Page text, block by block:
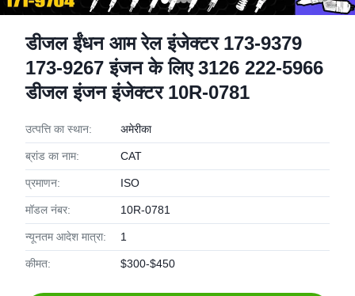
डीजल ईंधन आम रेल इंजेक्टर 173-9379
173-9267 इंजन के लिए 3126 222-5966
डीजल इंजन इंजेक्टर 10R-0781
उत्पत्ति का स्थान: अमेरीका
ब्रांड का नाम: CAT
प्रमाणन: ISO
मॉडल नंबर: 10R-0781
न्यूनतम आदेश मात्रा: 1
कीमत: $300-$450